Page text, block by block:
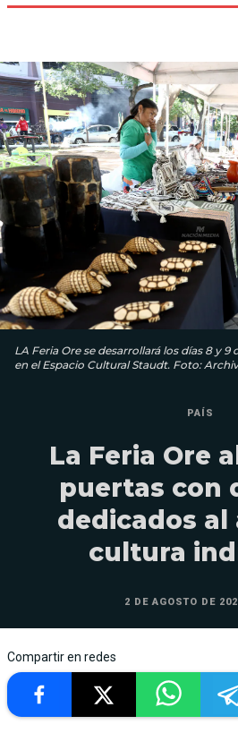
LA Feria Ore se desarrollará los días 8 y 9
en el Espacio Cultural Staudt. Foto:
PAÍS
La Feria Ore
puertas con
dedicados al
cultura
2 DE AGOSTO DE
Compartir en redes